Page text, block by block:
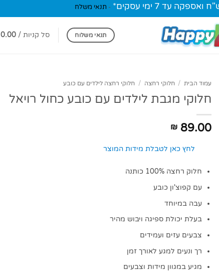
- תנאי משלח
תנאי משלוח סל קניות / 0.00
עמוד הבית / חלוקי רחצה / חלוקי רחצה לילדים עם כובע
חלוקי מגבת לילדים עם כובע כחול רויאל
₪ 89.00
לחץ כאן לטבלת מידות המוצר
חלוק רחצה 100% כותנה
עם קפוצ'ון כובע
עבה במיוחד
בעלת יכולת ספיגה ויבוש מהיר
צבעים עזים ועמידים
רך ונעים למגע לאורך זמן
מגיע במגוון מידות וצבעים